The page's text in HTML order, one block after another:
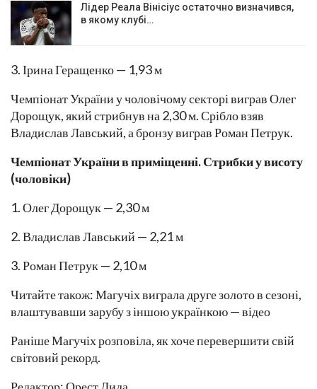
Лідер Реала Вінісіус остаточно визначився,
в якому клубі…
3. Ірина Геращенко — 1,93 м
Чемпіонат України у чоловічому секторі виграв Олег
Дорощук, який стрибнув на 2,30 м. Срібло взяв
Владислав Лавський, а бронзу виграв Роман Петрук.
Чемпіонат України в приміщенні. Стрибки у висоту
(чоловіки)
1. Олег Дорощук — 2,30 м
2. Владислав Лавський — 2,21 м
3. Роман Петрук — 2,10 м
Читайте також: Магучіх виграла друге золото в сезоні,
влаштувавши зарубу з іншою українкою — відео
Раніше Магучіх розповіла, як хоче перевершити свій
світовий рекорд.